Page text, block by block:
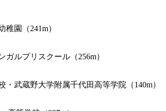
稚園（241m）
ガルプリスクール（256m）
・武蔵野大学附属千代田高等学院（140m）